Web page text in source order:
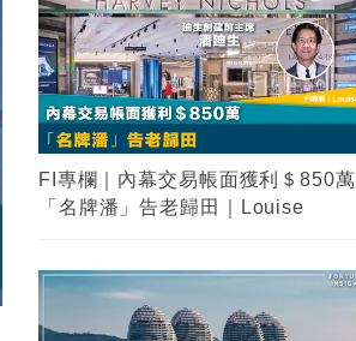
FI專欄｜內幕交易帳面獲利＄850萬
「名牌潘」告老歸田｜Louise